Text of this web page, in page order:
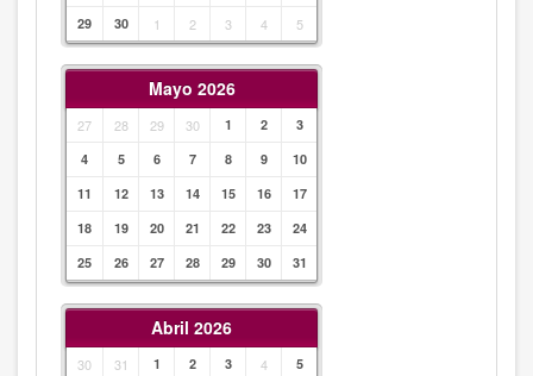
29
30 1 2 3 4 5
Mayo 2026
27 28 29 30 1 2
3
4
5 6 7 8 9
10
11
12 13 14 15 16
17
18
19 20 21 22 23
24
25
26 27 28 29 30 31
Abril 2026
30 31 1 2 3 4
5